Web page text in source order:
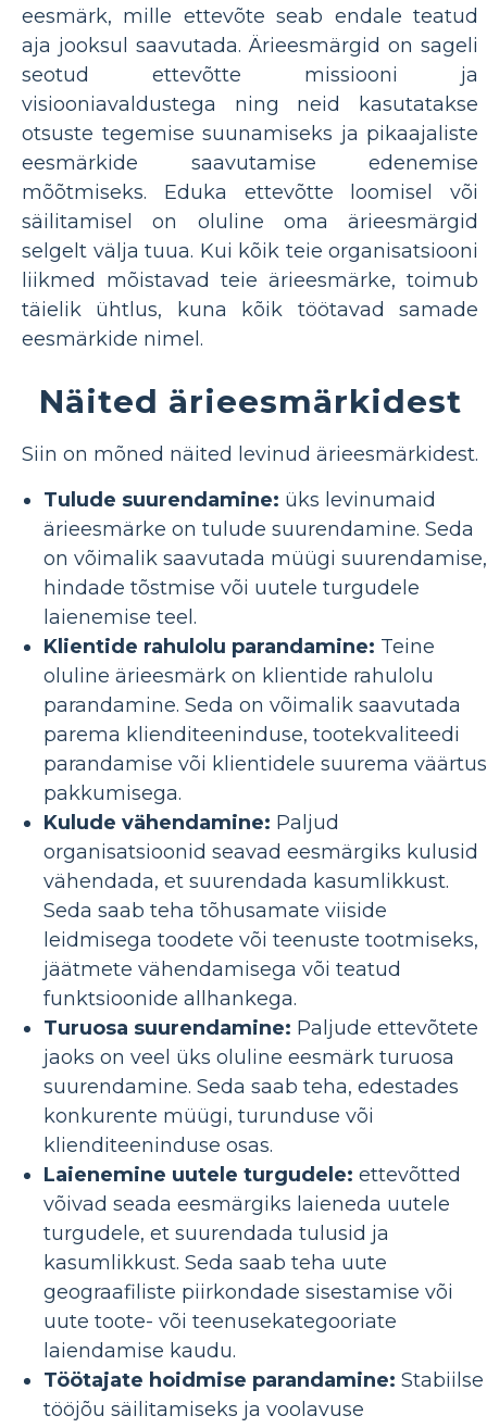
eesmärk, mille ettevõte seab endale teatud
aja jooksul saavutada. Ärieesmärgid on sageli
seotud ettevõtte missiooni ja
visiooniavaldustega ning neid kasutatakse
otsuste tegemise suunamiseks ja pikaajaliste
eesmärkide saavutamise edenemise
mõõtmiseks. Eduka ettevõtte loomisel või
säilitamisel on oluline oma ärieesmärgid
selgelt välja tuua. Kui kõik teie organisatsiooni
liikmed mõistavad teie ärieesmärke, toimub
täielik ühtlus, kuna kõik töötavad samade
eesmärkide nimel.
Näited ärieesmärkidest
Siin on mõned näited levinud ärieesmärkidest.
Tulude suurendamine: üks levinumaid
ärieesmärke on tulude suurendamine. Seda
on võimalik saavutada müügi suurendamise,
hindade tõstmise või uutele turgudele
laienemise teel.
Klientide rahulolu parandamine: Teine
oluline ärieesmärk on klientide rahulolu
parandamine. Seda on võimalik saavutada
parema klienditeeninduse, tootekvaliteedi
parandamise või klientidele suurema
pakkumisega.
Kulude vähendamine: Paljud
organisatsioonid seavad eesmärgiks kulusid
vähendada, et suurendada kasumlikkust.
Seda saab teha tõhusamate viiside
leidmisega toodete või teenuste tootmiseks,
jäätmete vähendamisega või teatud
funktsioonide allhankega.
Turuosa suurendamine: Paljude ettevõtete
jaoks on veel üks oluline eesmärk turuosa
suurendamine. Seda saab teha, edestades
konkurente müügi, turunduse või
klienditeeninduse osas.
Laienemine uutele turgudele: ettevõtted
võivad seada eesmärgiks laieneda uutele
turgudele, et suurendada tulusid ja
kasumlikkust. Seda saab teha uute
geograafiliste piirkondade sisestamise või
uute toote- või teenusekategooriate
laiendamise kaudu.
Töötajate hoidmise parandamine: Stabiilse
tööjõu säilitamiseks ja voolavuse